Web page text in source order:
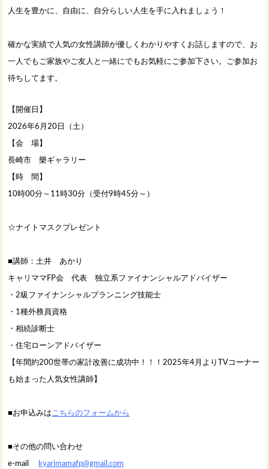
人生を豊かに、自由に、自分らしい人生を手に入れましょう！
確かな実績で人気の女性講師が優しくわかりやすくお話しますので、お
一人でもご家族やご友人と一緒にでもお気軽にご参加下さい。ご参加お
待ちしてます。
【開催日】
2026年6月20日（土）
【会 場】
長崎市 樂ギャラリー
【時 間】
10時00分～11時30分（受付9時45分～）
☆ナイトマスクプレゼント
■講師：土井 あかり
キャリママFP会 代表 独立系ファイナンシャルアドバイザー
・2級ファイナンシャルプランニング技能士
・1種外務員資格
・相続診断士
・住宅ローンアドバイザー
【年間約200世帯の家計改善に成功中！！！2025年4月よりTVコーナー
も始まった人気女性講師】
■お申込みはこちらのフォームから
■その他の問い合わせ
e-mail
kyarimamafp@gmail.com